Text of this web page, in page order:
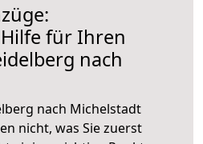
für Ihren
nach
nach Michelstadt
nicht, was Sie zuerst